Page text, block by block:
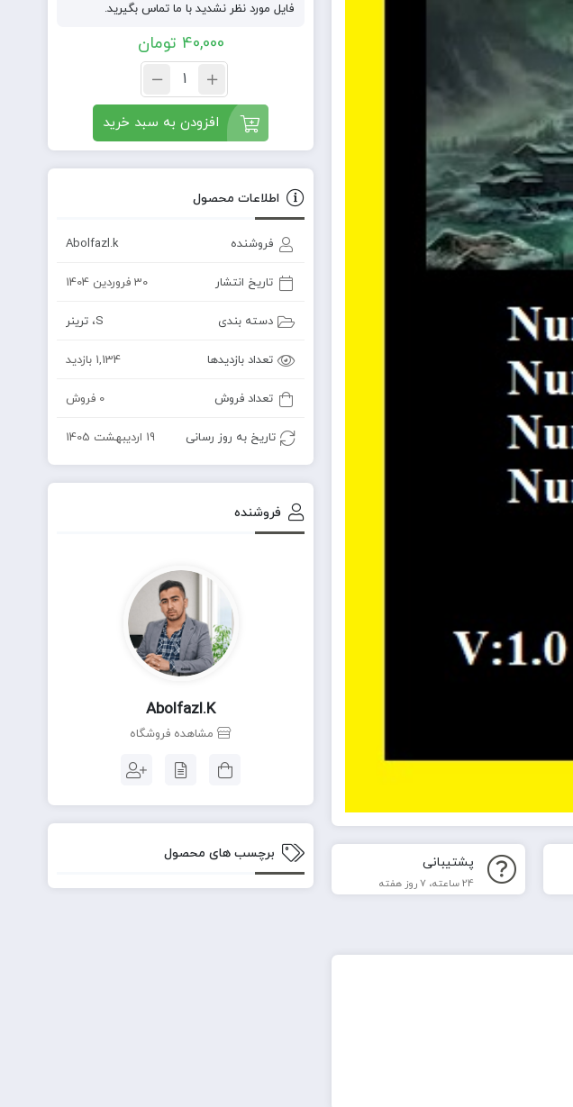
پشتیبانی
24 ساعته، 7 روز هفته
فایل مورد نظر نشدید با ما تماس بگیرید.
40,000 تومان
افزودن به سبد خرید
اطلاعات محصول
فروشنده Abolfazl.k
تاریخ انتشار 30 فروردین 1404
دسته بندی S، ترینر
تعداد بازدیدها 1,134 بازدید
تعداد فروش 0 فروش
تاریخ به روز رسانی 19 اردیبهشت 1405
فروشنده
Abolfazl.k
مشاهده فروشگاه
برچسب های محصول